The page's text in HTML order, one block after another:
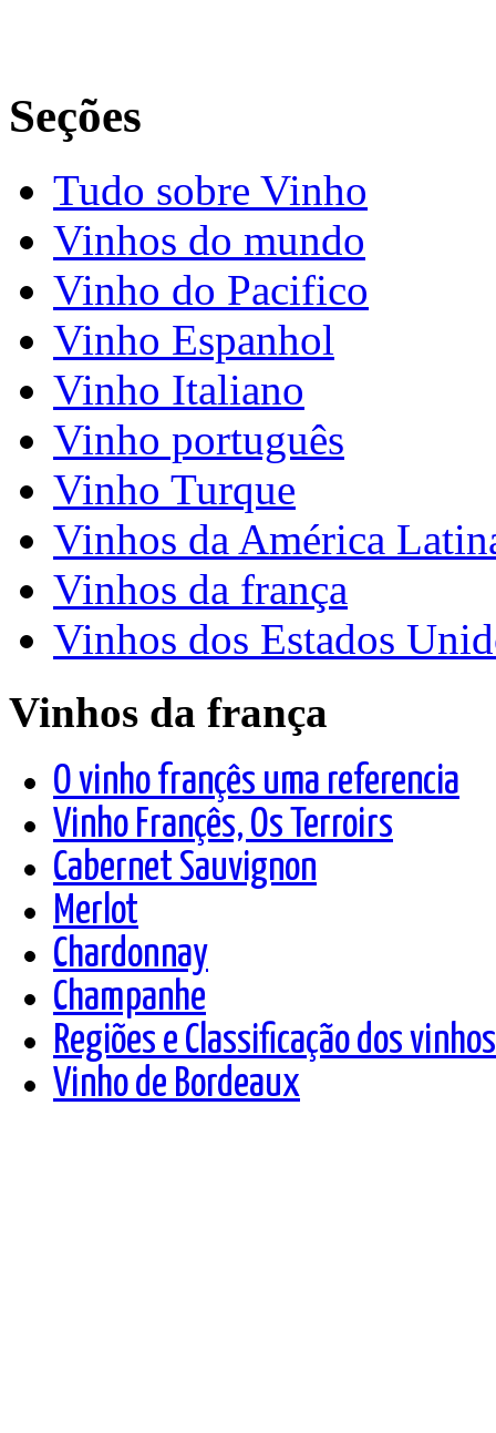
Seções
Tudo sobre Vinho
Vinhos do mundo
Vinho do Pacifico
Vinho Espanhol
Vinho Italiano
Vinho português
Vinho Turque
Vinhos da América
Vinhos da frança
Vinhos dos Estados
Vinhos da frança
O vinho françês uma referencia
Vinho Françês, Os Terroirs
Cabernet Sauvignon
Merlot
Chardonnay
Champanhe
Regiões e Classificação dos
Vinho de Bordeaux